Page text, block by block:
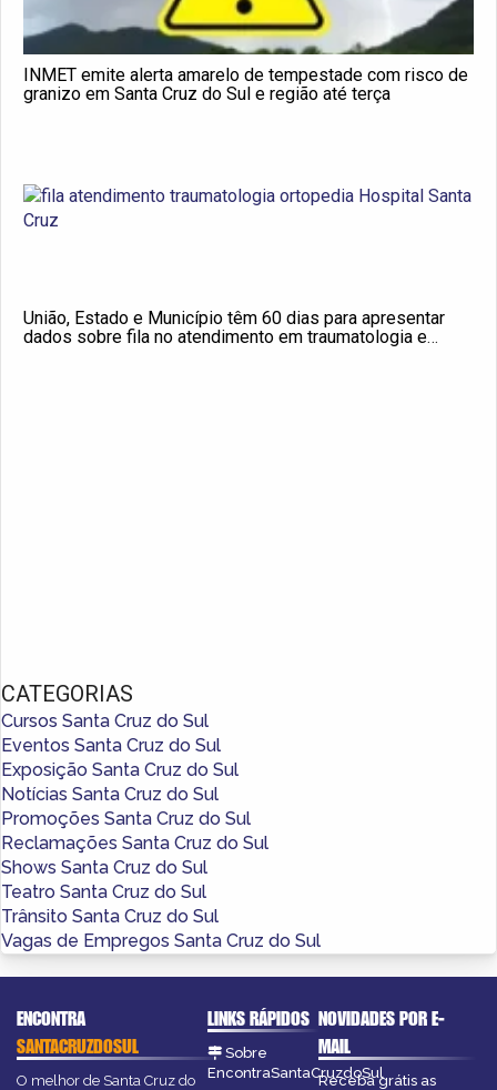
INMET emite alerta amarelo de tempestade com risco de
granizo em Santa Cruz do Sul e região até terça
União, Estado e Município têm 60 dias para apresentar
dados sobre fila no atendimento em traumatologia e
CATEGORIAS
Cursos Santa Cruz do Sul
Eventos Santa Cruz do Sul
Exposição Santa Cruz do Sul
Notícias Santa Cruz do Sul
Promoções Santa Cruz do Sul
Reclamações Santa Cruz do Sul
Shows Santa Cruz do Sul
Teatro Santa Cruz do Sul
Trânsito Santa Cruz do Sul
Vagas de Empregos Santa Cruz do Sul
ENCONTRA
SANTACRUZDOSUL
O melhor de Santa Cruz do
LINKS RÁPIDOS
Sobre
EncontraSantaCruzdoSul
NOVIDADES POR E-
MAIL
Receba grátis as